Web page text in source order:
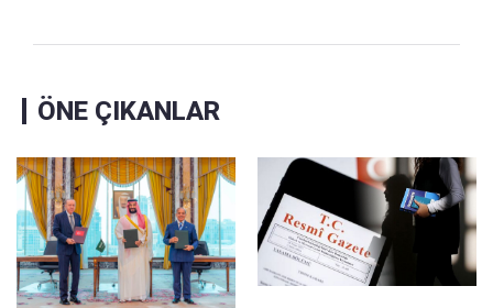
ÖNE ÇIKANLAR